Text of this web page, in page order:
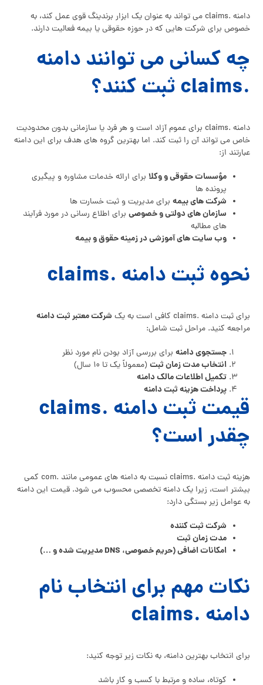
دامنه .claims می‌ تواند به‌ عنوان یک ابزار برندینگ قوی عمل کند، به‌
خصوص برای شرکت‌ هایی که در حوزه حقوقی یا بیمه فعالیت دارند.
چه کسانی می‌ توانند دامنه
.claims ثبت کنند؟
دامنه .claims برای عموم آزاد است و هر فرد یا سازمانی بدون محدودیت
خاص می‌ تواند آن را ثبت کند. اما بهترین گروه‌ های هدف برای این دامنه
عبارتند از:
مؤسسات حقوقی و وکلا برای ارائه خدمات مشاوره و پیگیری
پرونده‌ ها
شرکت‌ های بیمه برای مدیریت و ثبت خسارت‌ ها
سازمان‌ های دولتی و خصوصی برای اطلاع‌ رسانی در مورد فرآیند
های مطالبه
وب‌ سایت‌ های آموزشی در زمینه حقوق و بیمه
نحوه ثبت دامنه .claims
برای ثبت دامنه .claims کافی است به یک شرکت معتبر ثبت دامنه
مراجعه کنید. مراحل ثبت شامل:
جستجوی دامنه برای بررسی آزاد بودن نام مورد نظر
انتخاب مدت‌ زمان ثبت (معمولاً یک تا ۱۰ سال)
تکمیل اطلاعات مالک دامنه
پرداخت هزینه ثبت دامنه
قیمت ثبت دامنه .claims
چقدر است؟
هزینه ثبت دامنه .claims نسبت به دامنه‌ های عمومی مانند .com کمی
بیشتر است، زیرا یک دامنه تخصصی محسوب می‌ شود. قیمت این دامنه
به عوامل زیر بستگی دارد:
شرکت ثبت‌ کننده
مدت‌ زمان ثبت
امکانات اضافی (حریم خصوصی، DNS مدیریت‌ شده و …)
نکات مهم برای انتخاب نام
دامنه .claims
برای انتخاب بهترین دامنه، به نکات زیر توجه کنید:
کوتاه، ساده و مرتبط با کسب‌ و کار باشد